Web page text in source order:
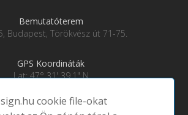
Bemutatóterem
Budapest, Törökvész út 71-75.
GPS Koordináták
Lat: 47° 31' 39.1" N
cookie file-okat